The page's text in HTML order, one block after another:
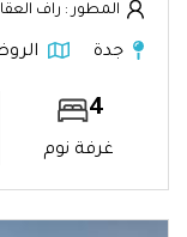
المطور : راف
جدة
4
غرفة نوم